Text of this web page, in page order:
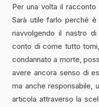
Per una volta il
Sarà utile farlo perché
riavvolgendo il nastro
conto di come tutto
condannato a morte,
avere ancora senso di
ma anche responsabile,
articola attraverso la